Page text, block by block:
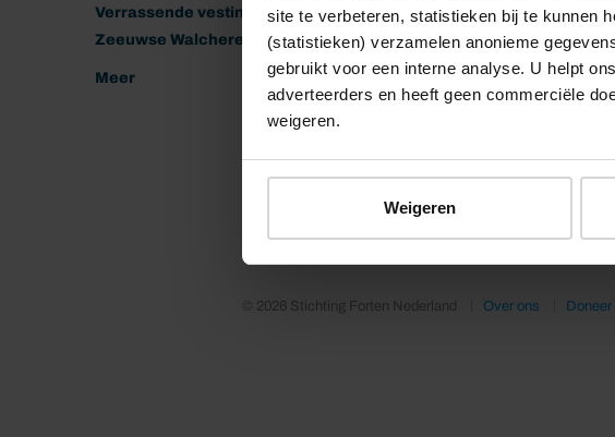
site te verbeteren, statistieken bij te kunnen
(statistieken) verzamelen anonieme
gebruikt voor een interne analyse. U helpt
adverteerders en heeft geen commerciële
weigeren.
Weigeren
Verrassende vestingen van het
Zeeuwse Walcheren
Meer
© 2026 Stichting Forten Nederland Over ons Doneer